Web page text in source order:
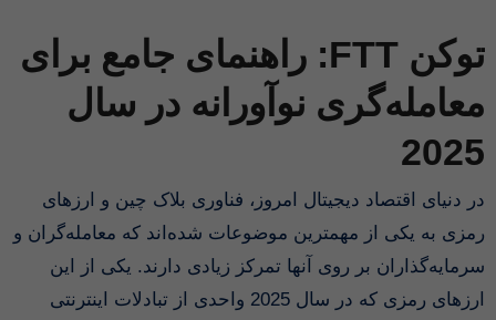
توکن FTT: راهنمای جامع برای
معامله‌گری نوآورانه در سال
2025
در دنیای اقتصاد دیجیتال امروز، فناوری بلاک چین و ارزهای
رمزی به یکی از مهمترین موضوعات شده‌اند که معامله‌گران و
سرمایه‌گذاران بر روی آنها تمرکز زیادی دارند. یکی از این
ارزهای رمزی که در سال 2025 واحدی از تبادلات اینترنتی